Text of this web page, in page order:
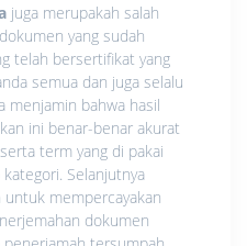
juga merupakah salah
yang sudah
telah bersertifikat yang
semua dan juga selalu
menjamin bahwa hasil
ini benar-benar akurat
term yang di pakai
Selanjutnya
mempercayakan
dokumen